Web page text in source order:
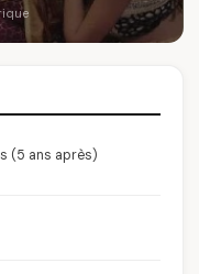
(5 ans après)